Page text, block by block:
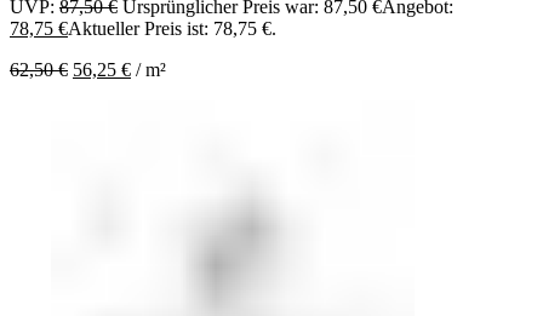
UVP: 87,50€ Ursprünglicher Preis war: 87,50 €Angebot:
78,75 €Aktueller Preis ist: 78,75 €.
62,50€ 56,25 € /m²